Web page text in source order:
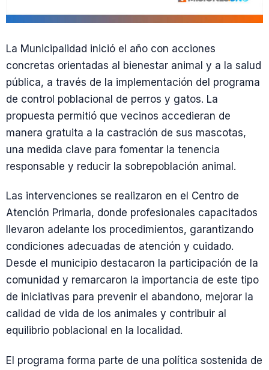
La Municipalidad inició el año con acciones
concretas orientadas al bienestar animal y a la salud
pública, a través de la implementación del programa
de control poblacional de perros y gatos. La
propuesta permitió que vecinos accedieran de
manera gratuita a la castración de sus mascotas,
una medida clave para fomentar la tenencia
responsable y reducir la sobrepoblación animal.
Las intervenciones se realizaron en el Centro de
Atención Primaria, donde profesionales capacitados
llevaron adelante los procedimientos, garantizando
condiciones adecuadas de atención y cuidado.
Desde el municipio destacaron la participación de la
comunidad y remarcaron la importancia de este tipo
de iniciativas para prevenir el abandono, mejorar la
calidad de vida de los animales y contribuir al
equilibrio poblacional en la localidad.
El programa forma parte de una política sostenida de